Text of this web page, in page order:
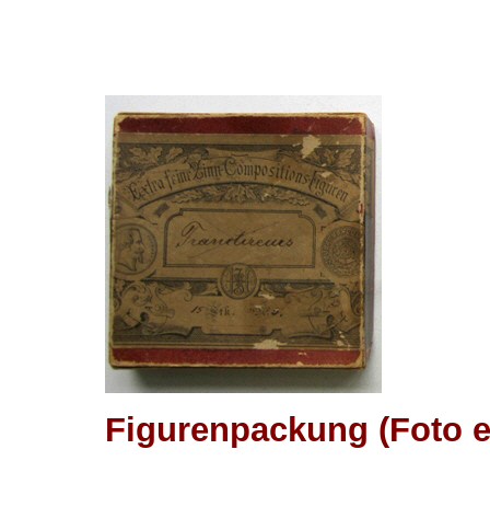
Figurenpackung (Foto